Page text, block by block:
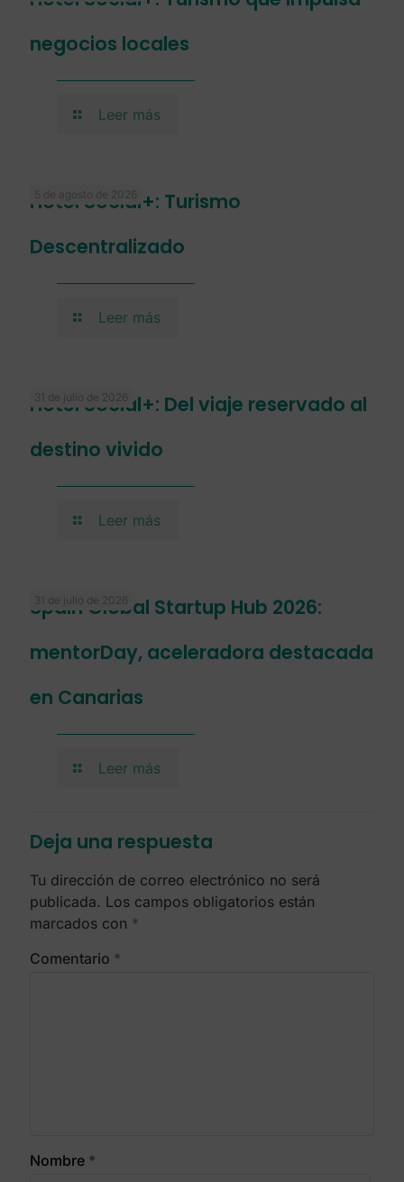
negocios locales
Leer más
5 de agosto de 2026
Hotel Social+: Turismo
Descentralizado
Leer más
31 de julio de 2026
Hotel Social+: Del viaje reservado al
destino vivido
Leer más
31 de julio de 2026
Spain Global Startup Hub 2026:
mentorDay, aceleradora destacada
en Canarias
Leer más
Deja una respuesta
Tu dirección de correo electrónico no será
publicada. Los campos obligatorios están
marcados con *
Comentario *
Nombre *